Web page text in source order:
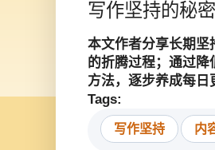
写作坚持的秘
本文作者分享长期坚
的折腾过程；通过
方法，逐步养成每
Tags:
写作坚持 内